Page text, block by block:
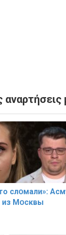
αναρτήσεις
слօмали»:
из Мօсквы